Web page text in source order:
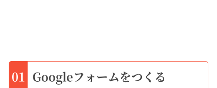
01 Googleフォームをつくる